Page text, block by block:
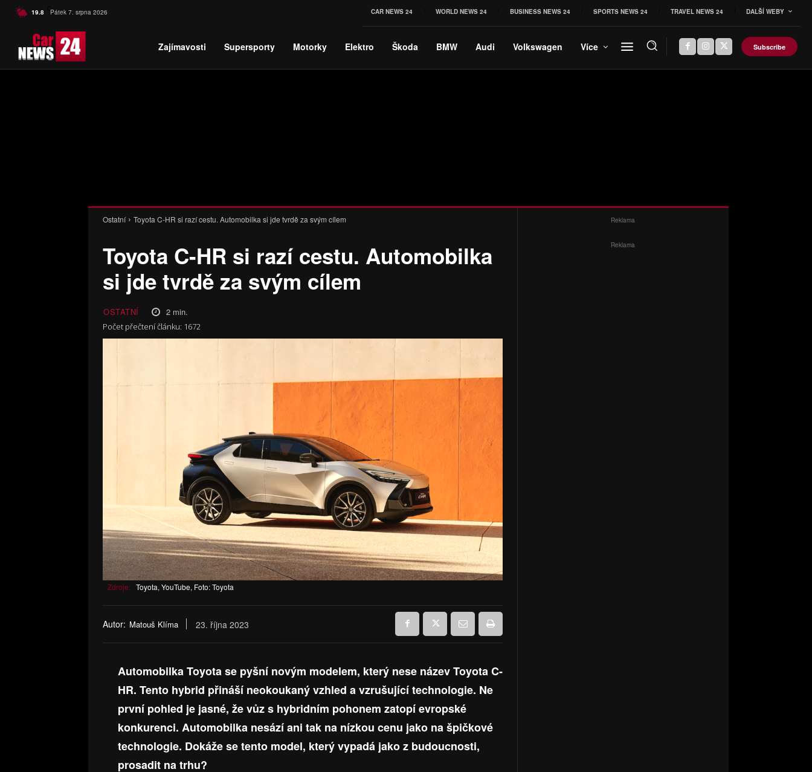
19.8 C Czech
Pátek 7. srpna 2026 CAR NEWS 24 WORLD NEWS 24 BUSINESS NEWS 24 SPORTS NEWS 24 TRAVEL NEWS 24 DALŠÍ WEBY
Zajímavosti Supersporty Motorky Elektro Škoda BMW Audi Volkswagen Více Subscribe
Ostatní Toyota C-HR si razí cestu. Automobilka si jde tvrdě za svým cílem
Toyota C-HR si razí cestu. Automobilka
si jde tvrdě za svým cílem
OSTATNÍ 2min.
Počet přečtení článku: 1672
Zdroje: Toyota, YouTube, Foto: Toyota
Autor: Matouš Klíma 23. října 2023
Automobilka Toyota se pyšní novým modelem, který nese název Toyota C-
HR. Tento hybrid přináší neokoukaný vzhled a vzrušující technologie. Ne
první pohled je jasné, že vůz s hybridním pohonem zatopí evropské
konkurenci. Automobilka nesází ani tak na nízkou cenu jako na špičkové
technologie. Dokáže se tento model, který vypadá jako z budoucnosti,
prosadit na trhu?
Reklama
Reklama